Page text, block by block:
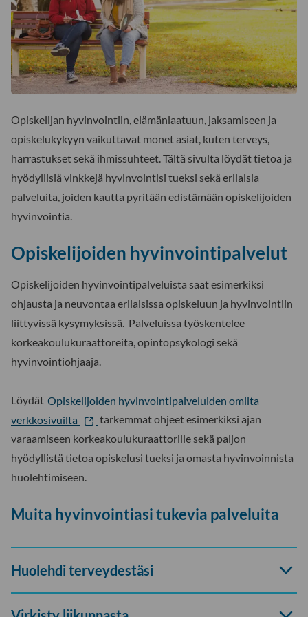
Opiskelijan hyvinvointiin, elämänlaatuun, jaksamiseen ja
opiskelukykyyn vaikuttavat monet asiat, kuten terveys,
harrastukset sekä ihmissuhteet. Tältä sivulta löydät tietoa ja
hyödyllisiä vinkkejä hyvinvointisi tueksi sekä erilaisia
palveluita, joiden kautta pyritään edistämään opiskelijoiden
hyvinvointia.
Opiskelijoiden hyvinvointipalvelut
Opiskelijoiden hyvinvointipalveluista saat esimerkiksi
ohjausta ja neuvontaa erilaisissa opiskeluun ja hyvinvointiin
liittyvissä kysymyksissä. Palveluissa työskentelee
korkeakoulukuraattoreita, opintopsykologi sekä
hyvinvointiohjaaja.
Löydät Opiskelijoiden hyvinvointipalveluiden omilta
verkkosivuilta
tarkemmat ohjeet esimerkiksi ajan
varaamiseen korkeakoulukuraattorille sekä paljon
hyödyllistä tietoa opiskelusi tueksi ja omasta hyvinvoinnista
huolehtimiseen.
Muita hyvinvointiasi tukevia palveluita
Huolehdi terveydestäsi
Avaa
Avaa